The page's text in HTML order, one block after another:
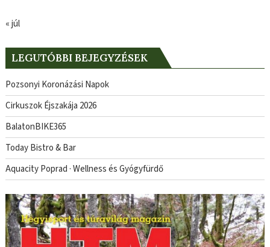
« júl
LEGUTÓBBI BEJEGYZÉSEK
Pozsonyi Koronázási Napok
Cirkuszok Éjszakája 2026
BalatonBIKE365
Today Bistro & Bar
Aquacity Poprad · Wellness és Gyógyfürdő